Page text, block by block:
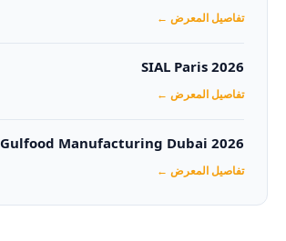
تفاصيل المعرض ←
SIAL Paris 2026
تفاصيل المعرض ←
Gulfood Manufacturing Dubai 2026‏
تفاصيل المعرض ←